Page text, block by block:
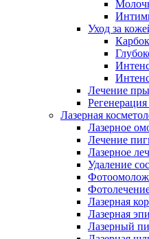
Уход за
Лечение
Лазерная
Лазерное
Лечение
Лазерное
Удаление
Лазерная
Лазерная
Лазерный